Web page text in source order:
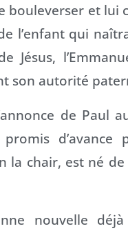
bouleverser et lui
l’enfant qui
son autorité
de Paul
d’avance
la chair, est né
nouvelle